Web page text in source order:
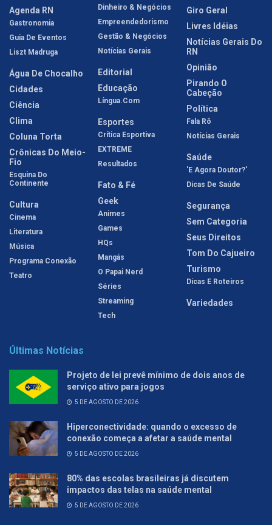
Agenda RN
Gastronomia
Guia De Eventos
Liszt Madruga
Água De Chocalho
Cidades
Ciência
Clima
Coluna Torta
Crônicas Do Meio-
Fio
Esquina Do
Continente
Cultura
Cinema
Literatura
Música
Programa Conexão
Teatro
Dinheiro & Negócios
Empreendedorismo
Gestão & Negócios
Notícias Gerais
Editorial
Educação
Língua.com
Esportes
Crítica Esportiva
EXTREME
Resultados
Fato & Fé
Geek
Animes
Games
HQs
Mangás
O Papai Nerd
Séries
Streaming
Tech
Giro Geral
Livres Idéias
Notícias Gerais Do
RN
Opinião
Pirando O
Cabeção
Política
Fala Rô
Notícias Gerais
Saúde
'E Agora Doutor?'
Dicas De Saúde
Segurança
Sem Categoria
Seus Direitos
Tom Do Cajueiro
Turismo
Dicas E Roteiros
Variedades
Últimas Notícias
Projeto de lei prevê mínimo de dois anos de
serviço ativo para jogos
5 DE AGOSTO DE 2026
Hiperconectividade: quando o excesso de
conexão começa a afetar a saúde mental
5 DE AGOSTO DE 2026
80% das escolas brasileiras já discutem
impactos das telas na saúde mental
5 DE AGOSTO DE 2026